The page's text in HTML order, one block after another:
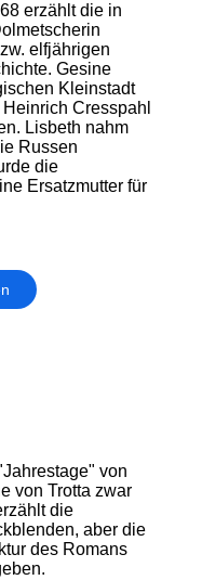
erzählt die in
elfjährigen
Gesine
Kleinstadt
Cresspahl
Lisbeth nahm
Russen
die
Ersatzmutter für
von
von Trotta zwar
die
aber die
des Romans